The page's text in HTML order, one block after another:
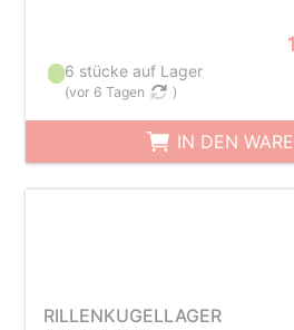
6 stücke auf Lager
(vor 6 Tagen )
IN DEN
RILLENKUGELLAGER